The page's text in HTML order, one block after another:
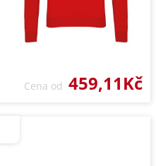
Cena od 459,11Kč